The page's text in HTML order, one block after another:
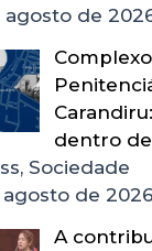
agosto de
Complexo
dentro de
Sociedade
agosto de 2026
A